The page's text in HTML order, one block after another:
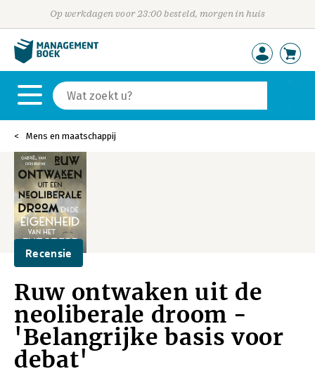
Op werkdagen voor 23:00 besteld, morgen in huis
Mens en maatschappij
Recensie
Ruw ontwaken uit de
neoliberale droom -
'Belangrijke basis voor
debat'